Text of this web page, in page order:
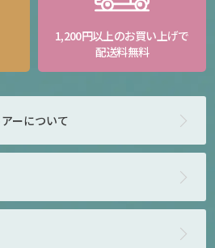
1,200円以上のお買い上げで
配送料無料
ーについて